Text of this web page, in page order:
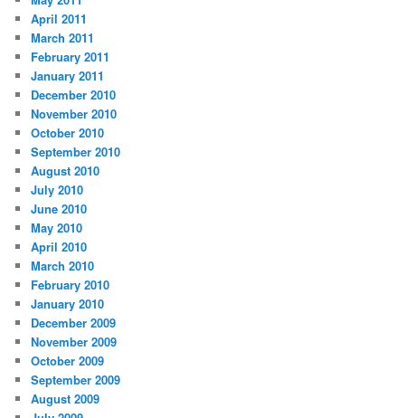
April 2011
March 2011
February 2011
January 2011
December 2010
November 2010
October 2010
September 2010
August 2010
July 2010
June 2010
May 2010
April 2010
March 2010
February 2010
January 2010
December 2009
November 2009
October 2009
September 2009
August 2009